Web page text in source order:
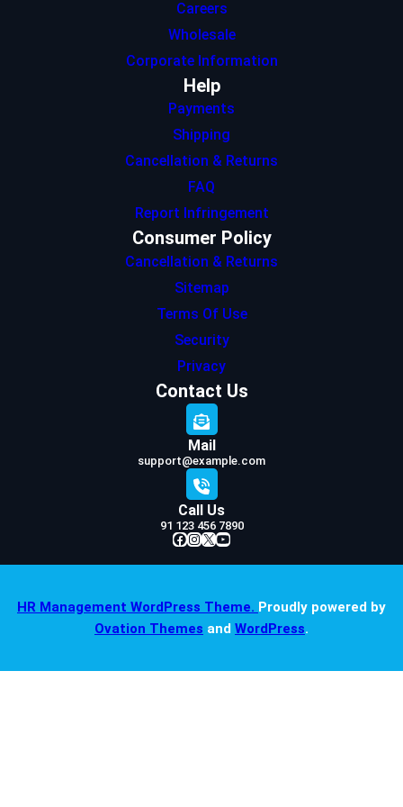
Careers
Wholesale
Corporate Information
Help
Payments
Shipping
Cancellation & Returns
FAQ
Report Infringement
Consumer Policy
Cancellation & Returns
Sitemap
Terms Of Use
Security
Privacy
Contact Us
Mail
support@example.com
Call Us
91 123 456 7890
Facebook InstagramX YouTube
HR Management WordPress Theme. Proudly powered by
Ovation Themes and WordPress.